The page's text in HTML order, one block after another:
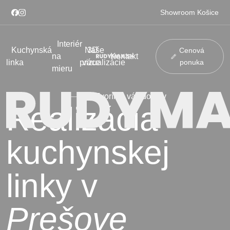
Showroom Košice
Kuchynská
linka
Interiér
na
mieru
3D
vizualizácie
Naše
práce
Kontakt
Cenová
ponuka
Showroom Košice
Kuchynská linka
Interiér na mieru
Tvoríme váš domov
Realizácia
kuchynskej
linky v
Prešove